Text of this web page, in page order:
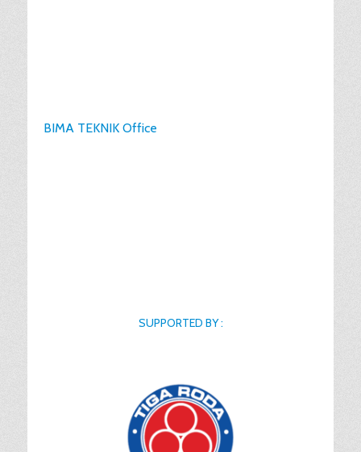
BIMA TEKNIK Office
SUPPORTED BY :